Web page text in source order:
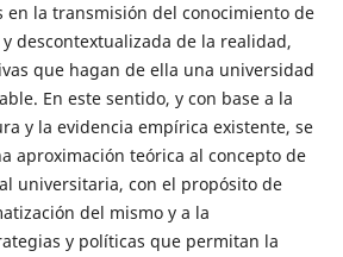
en la transmisión del conocimiento de
descontextualizada de la realidad,
que hagan de ella una universidad
En este sentido, y con base a la
y la evidencia empírica existente, se
aproximación teórica al concepto de
universitaria, con el propósito de
del mismo y a la
y políticas que permitan la